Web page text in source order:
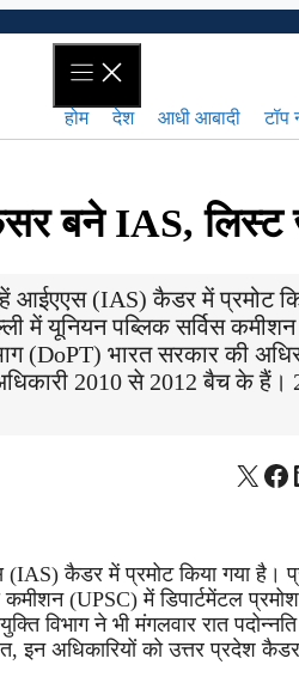
होम देश आधी आबादी टॉप
बने IAS, लिस्ट
आईएएस (IAS) कैडर में प्रमोट
में यूनियन पब्लिक सर्विस कमीशन
(DoPT) भारत सरकार की
अधिकारी 2010 से 2012 बैच के हैं।
X
कैडर में प्रमोट किया गया है।
(UPSC) में डिपार्टमेंटल
विभाग ने भी मंगलवार रात
अधिकारियों को उत्तर प्रदेश कैडर